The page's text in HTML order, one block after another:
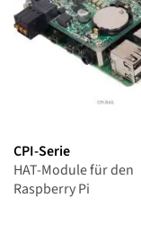
CPI-Serie
HAT-Module für den
Raspberry Pi